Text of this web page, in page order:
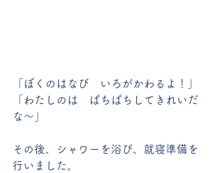
「ぼくのはなび　いろがかわるよ！」
「わたしのは　ぱちぱちしてきれいだ
な～」
その後、シャワーを浴び、就寝準備を
行いました。